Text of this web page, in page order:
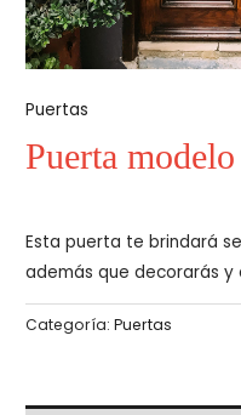
Puertas
Puerta
Esta puerta te brindará
además que decorarás y
Categoría:Puertas